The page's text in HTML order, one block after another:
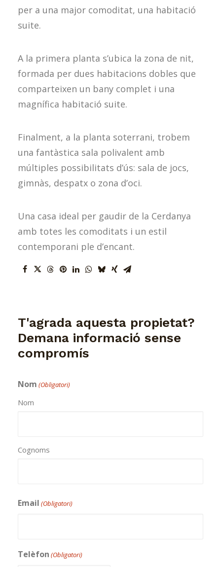
per a una major comoditat, una habitació
suite.
A la primera planta s’ubica la zona de nit,
formada per dues habitacions dobles que
comparteixen un bany complet i una
magnífica habitació suite.
Finalment, a la planta soterrani, trobem
una fantàstica sala polivalent amb
múltiples possibilitats d’ús: sala de jocs,
gimnàs, despatx o zona d’oci.
Una casa ideal per gaudir de la Cerdanya
amb totes les comoditats i un estil
contemporani ple d’encant.
T'agrada aquesta propietat?
Demana informació sense
compromís
Nom (Obligatori)
Nom
Cognoms
Email (Obligatori)
Telèfon (Obligatori)